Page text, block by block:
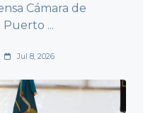
Cámara de
Puerto ...
Jul 8, 2026